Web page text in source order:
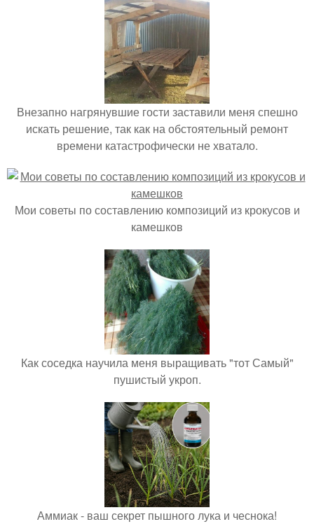
Внезапно нагрянувшие гости заставили меня спешно
искать решение, так как на обстоятельный ремонт
времени катастрофически не хватало.
Мои советы по составлению композиций из крокусов и
камешков
Как соседка научила меня выращивать "тот Самый"
пушистый укроп.
Аммиак - ваш секрет пышного лука и чеснока!